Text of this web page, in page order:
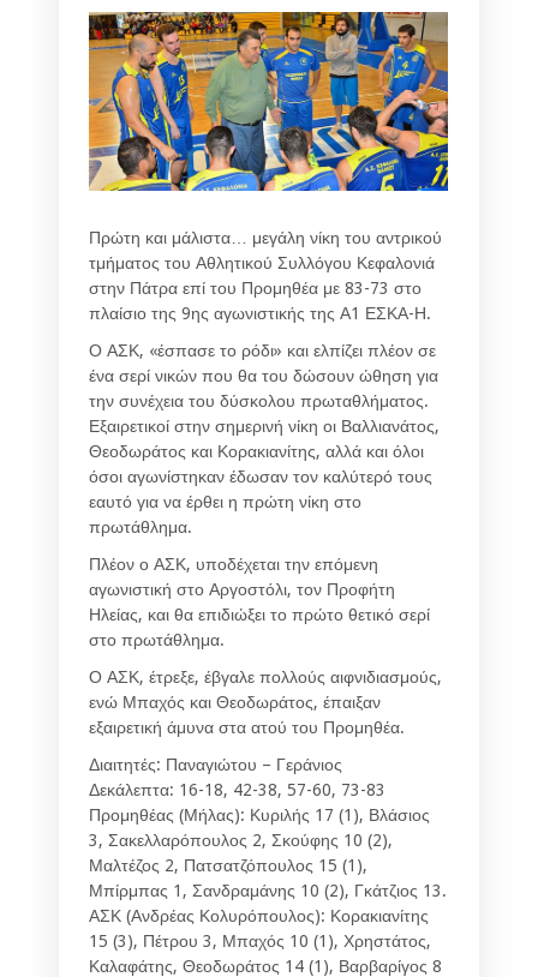
Πρώτη και μάλιστα… μεγάλη νίκη του αντρικού
τμήματος του Αθλητικού Συλλόγου Κεφαλονιά
στην Πάτρα επί του Προμηθέα με 83-73 στο
πλαίσιο της 9ης αγωνιστικής της Α1 ΕΣΚΑ-Η.
Ο ΑΣΚ, «έσπασε το ρόδι» και ελπίζει πλέον σε
ένα σερί νικών που θα του δώσουν ώθηση για
την συνέχεια του δύσκολου πρωταθλήματος.
Εξαιρετικοί στην σημερινή νίκη οι Βαλλιανάτος,
Θεοδωράτος και Κορακιανίτης, αλλά και όλοι
όσοι αγωνίστηκαν έδωσαν τον καλύτερό τους
εαυτό για να έρθει η πρώτη νίκη στο
πρωτάθλημα.
Πλέον ο ΑΣΚ, υποδέχεται την επόμενη
αγωνιστική στο Αργοστόλι, τον Προφήτη
Ηλείας, και θα επιδιώξει το πρώτο θετικό σερί
στο πρωτάθλημα.
Ο ΑΣΚ, έτρεξε, έβγαλε πολλούς αιφνιδιασμούς,
ενώ Μπαχός και Θεοδωράτος, έπαιξαν
εξαιρετική άμυνα στα ατού του Προμηθέα.
Διαιτητές: Παναγιώτου – Γεράνιος
Δεκάλεπτα: 16-18, 42-38, 57-60, 73-83
Προμηθέας (Μήλας): Κυριλής 17 (1), Βλάσιος
3, Σακελλαρόπουλος 2, Σκούφης 10 (2),
Μαλτέζος 2, Πατσατζόπουλος 15 (1),
Μπίρμπας 1, Σανδραμάνης 10 (2), Γκάτζιος 13.
ΑΣΚ (Ανδρέας Κολυρόπουλος): Κορακιανίτης
15 (3), Πέτρου 3, Μπαχός 10 (1), Χρηστάτος,
Καλαφάτης, Θεοδωράτος 14 (1), Βαρβαρίγος 8